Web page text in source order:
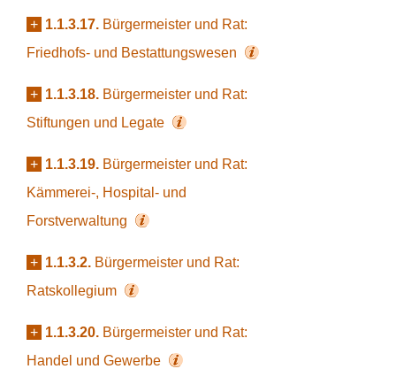
+ 1.1.3.17. Bürgermeister und Rat:
Friedhofs- und Bestattungswesen
+ 1.1.3.18. Bürgermeister und Rat:
Stiftungen und Legate
+ 1.1.3.19. Bürgermeister und Rat:
Kämmerei-, Hospital- und
Forstverwaltung
+ 1.1.3.2. Bürgermeister und Rat:
Ratskollegium
+ 1.1.3.20. Bürgermeister und Rat:
Handel und Gewerbe